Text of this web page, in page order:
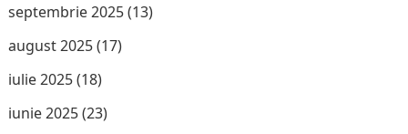
septembrie 2025(13)
august 2025(17)
iulie 2025(18)
iunie 2025(23)